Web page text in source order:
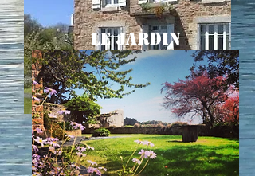
La maison vous accueille sur ses 4
niveaux avec vue imprenable sur la
mer.
Le Jardin